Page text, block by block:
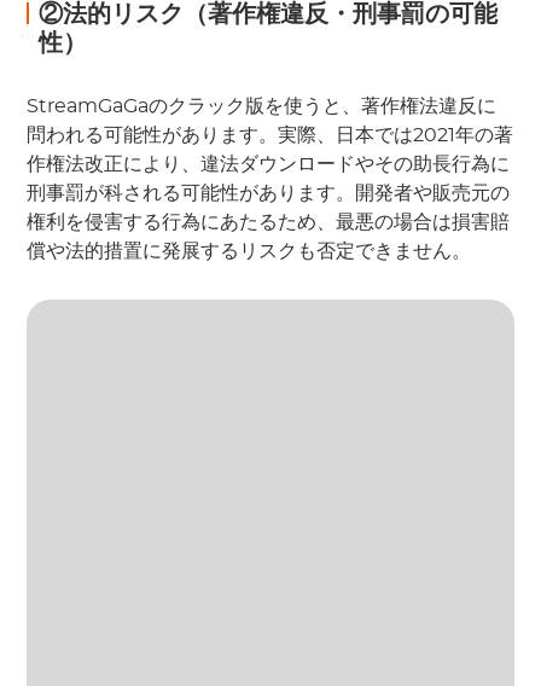
②法的リスク（著作権違反・刑事罰の可能
性）
StreamGaGaのクラック版を使うと、著作権法違反に
問われる可能性があります。実際、日本では2021年の著
作権法改正により、違法ダウンロードやその助長行為に
刑事罰が科される可能性があります。開発者や販売元の
権利を侵害する行為にあたるため、最悪の場合は損害賠
償や法的措置に発展するリスクも否定できません。